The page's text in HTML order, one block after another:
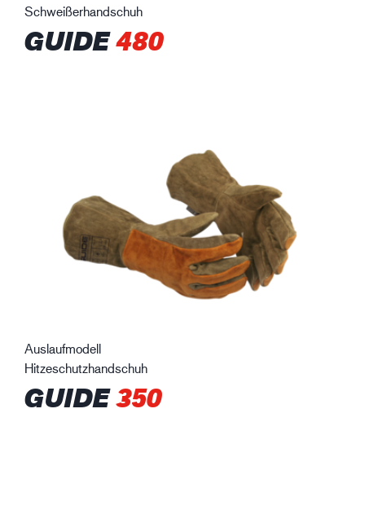
Schweißerhandschuh
GUIDE480
Auslaufmodell
Hitzeschutzhandschuh
GUIDE350